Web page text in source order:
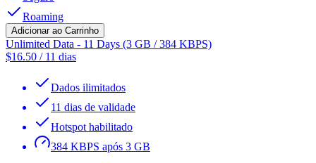
Roaming
Adicionar ao Carrinho
Unlimited Data - 11 Days (3 GB / 384 KBPS)
$16.50 / 11 dias
Dados ilimitados
11 dias de validade
Hotspot habilitado
384 KBPS após 3 GB